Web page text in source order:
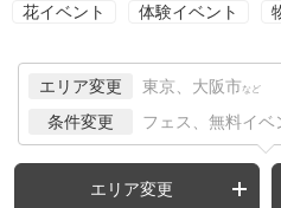
花イベント 体験イベント
エリア変更 東京、大阪市 など
条件変更 フェス、無料イベ
エリア変更